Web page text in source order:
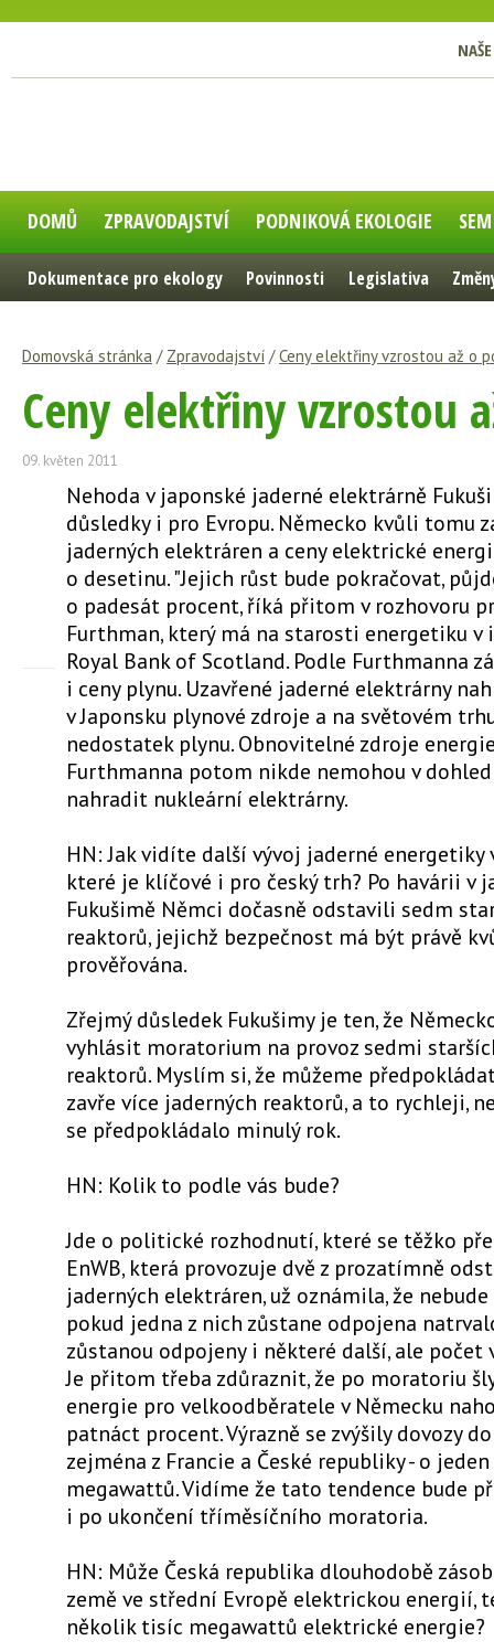
DOMŮ ZPRAVODAJSTVÍ PODNIKOVÁ EKOLOGIE
Dokumentace pro ekology Povinnosti Legislativa
Domovská stránka / Zpravodajství /Ceny elektřiny vzrostou až o
Ceny elektřiny vzrostou
09. květen 2011
Nehoda v japonské jaderné elektrárně
důsledky i pro Evropu. Německo kvůli tomu
jaderných elektráren a ceny elektrické
o desetinu. "Jejich růst bude pokračovat,
o padesát procent, říká přitom v rozhovoru
Furthman, který má na starosti energetiku v
Royal Bank of Scotland. Podle Furthmanna
i ceny plynu. Uzavřené jaderné elektrárny
v Japonsku plynové zdroje a na světovém
nedostatek plynu. Obnovitelné zdroje
Furthmanna potom nikde nemohou v
nahradit nukleární elektrárny.
HN: Jak vidíte další vývoj jaderné energetiky
které je klíčové i pro český trh? Po havárii v
Fukušimě Němci dočasně odstavili sedm
reaktorů, jejichž bezpečnost má být právě
prověřována.
Zřejmý důsledek Fukušimy je ten, že
vyhlásit moratorium na provoz sedmi
reaktorů. Myslím si, že můžeme
zavře více jaderných reaktorů, a to rychleji,
se předpokládalo minulý rok.
HN: Kolik to podle vás bude?
Jde o politické rozhodnutí, které se těžko
EnWB, která provozuje dvě z prozatímně
jaderných elektráren, už oznámila, že nebude
pokud jedna z nich zůstane odpojena
zůstanou odpojeny i některé další, ale počet
Je přitom třeba zdůraznit, že po moratoriu
energie pro velkoodběratele v Německu
patnáct procent. Výrazně se zvýšily dovozy
zejména z Francie a České republiky - o
megawattů. Vidíme že tato tendence bude
i po ukončení tříměsíčního moratoria.
HN: Může Česká republika dlouhodobě
země ve střední Evropě elektrickou energií,
několik tisíc megawattů elektrické energie?